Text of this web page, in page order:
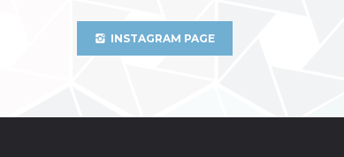
INSTAGRAM PAGE